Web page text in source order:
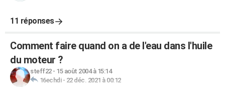
11 réponses
Comment faire quand on a de l'eau dans l'huile
du moteur ?
steff22- 15 août 2004 à 15:14
16echdi- 22 déc. 2021 à 00:12